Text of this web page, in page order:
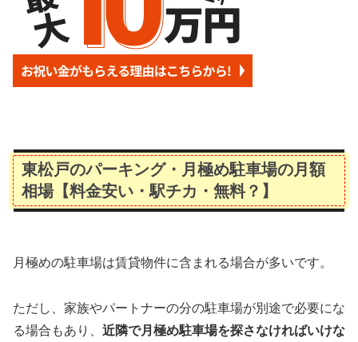
東松戸のパーキング・月極め駐車場の月額
相場【料金安い・駅チカ・無料？】
月極めの駐車場は賃貸物件に含まれる場合が多いです。
ただし、家族やパートナーの分の駐車場が別途で必要にな
る場合もあり、 近隣で月極め駐車場を探さなければいけな